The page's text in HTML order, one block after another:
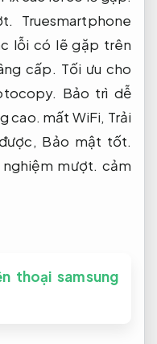
Truesmartphone
lỗi có lẽ gặp trên
cấp. Tối ưu cho
Bảo trì dễ
cao. mất WiFi, Trải
Bảo mật tốt.
nghiệm mượt. cảm
thoại samsung